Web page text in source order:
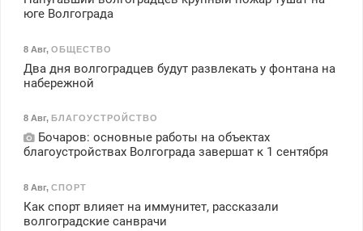
юге Волгограда
8 Авг, ОБЩЕСТВО
Два дня волгоградцев будут развлекать у фонтана на
набережной
8 Авг, БЛАГОУСТРОЙСТВО
Бочаров: основные работы на объектах
благоустройствах Волгограда завершат к 1 сентября
8 Авг, СПОРТ
Как спорт влияет на иммунитет, рассказали
волгоградские санврачи